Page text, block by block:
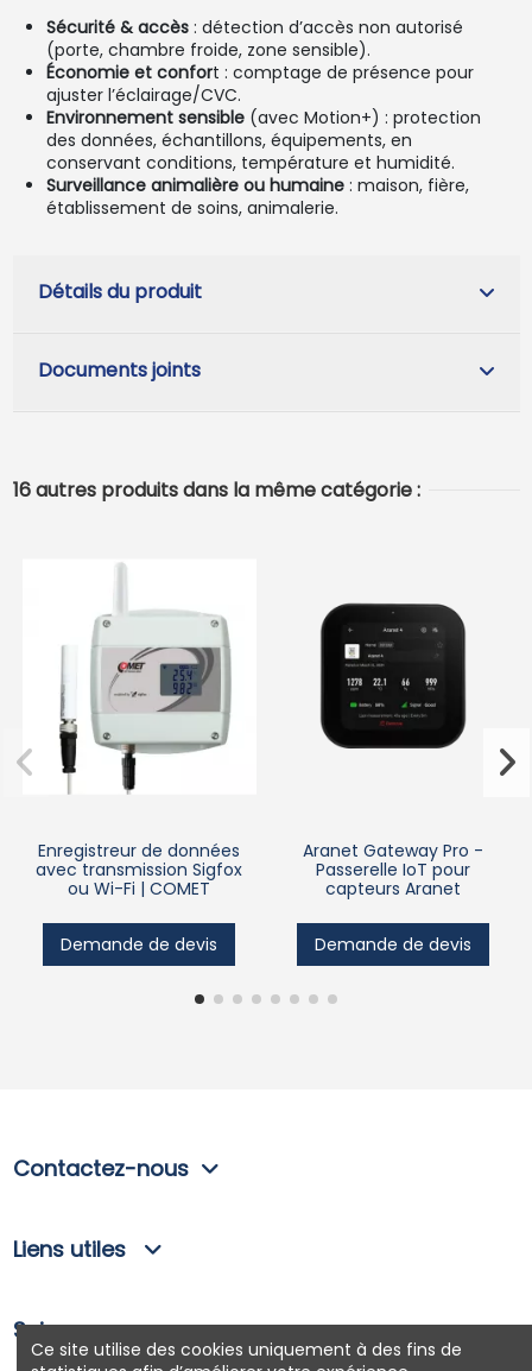
Sécurité & accès: détection d’accès non autorisé
(porte, chambre froide, zone sensible).
Économie et confort : comptage de présence pour
ajuster l’éclairage/CVC.
Environnement sensible(avec Motion+) : protection
des données, échantillons, équipements, en
conservant conditions, température et humidité.
Surveillance animalière ou humaine: maison, fière,
établissement de soins, animalerie.
Détails du produit
Documents joints
16 autres produits dans la même catégorie :
Enregistreur de données
avec transmission Sigfox
ou Wi-Fi | COMET
Demande de devis
Aranet Gateway Pro -
Passerelle IoT pour
capteurs Aranet
Demande de devis
Contactez-nous
Liens utiles
Suivez-nous
Ce site utilise des cookies uniquement à des fins de